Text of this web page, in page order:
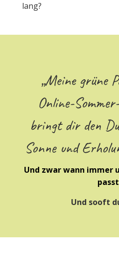
lang?
„Meine grüne
Online-
bringt dir den
Sonne und
Und zwar wann immer
Und sooft